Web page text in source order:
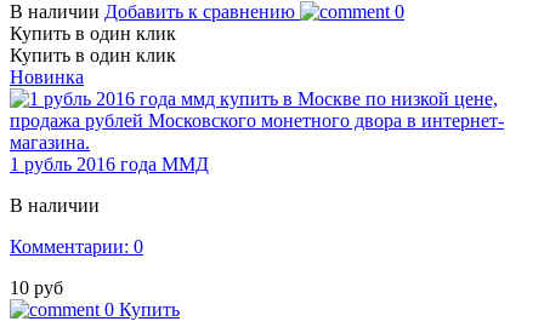
В наличии Добавить к сравнению
0
Купить в один клик
Купить в один клик
Новинка
1 рубль 2016 года ММД
В наличии
Комментарии: 0
10 руб
0 Купить